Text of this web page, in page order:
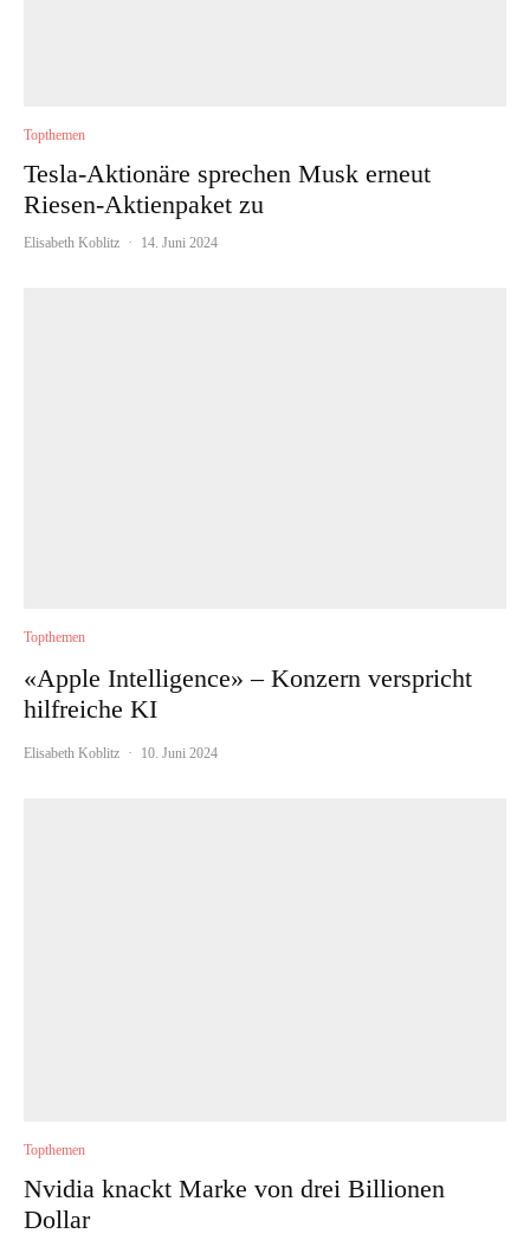
Topthemen
Tesla-Aktionäre sprechen Musk erneut
Riesen-Aktienpaket zu
Elisabeth Koblitz · 14. Juni 2024
Topthemen
«Apple Intelligence» – Konzern verspricht
hilfreiche KI
Elisabeth Koblitz · 10. Juni 2024
Topthemen
Nvidia knackt Marke von drei Billionen
Dollar